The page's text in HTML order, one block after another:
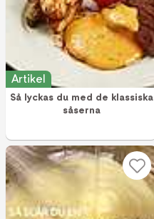
Artikel
Så lyckas du med de klassiska
såserna